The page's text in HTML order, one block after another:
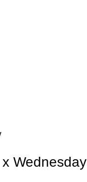
Wednesday